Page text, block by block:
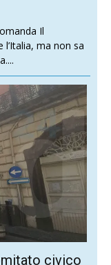
Il
ma non sa
civico